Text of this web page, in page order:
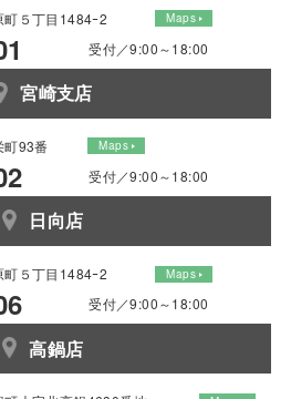
５丁目1484ｰ2 Maps
受付／9:00～18:00
宮崎支店
93番 Maps
受付／9:00～18:00
日向店
５丁目1484ｰ2 Maps
受付／9:00～18:00
高鍋店